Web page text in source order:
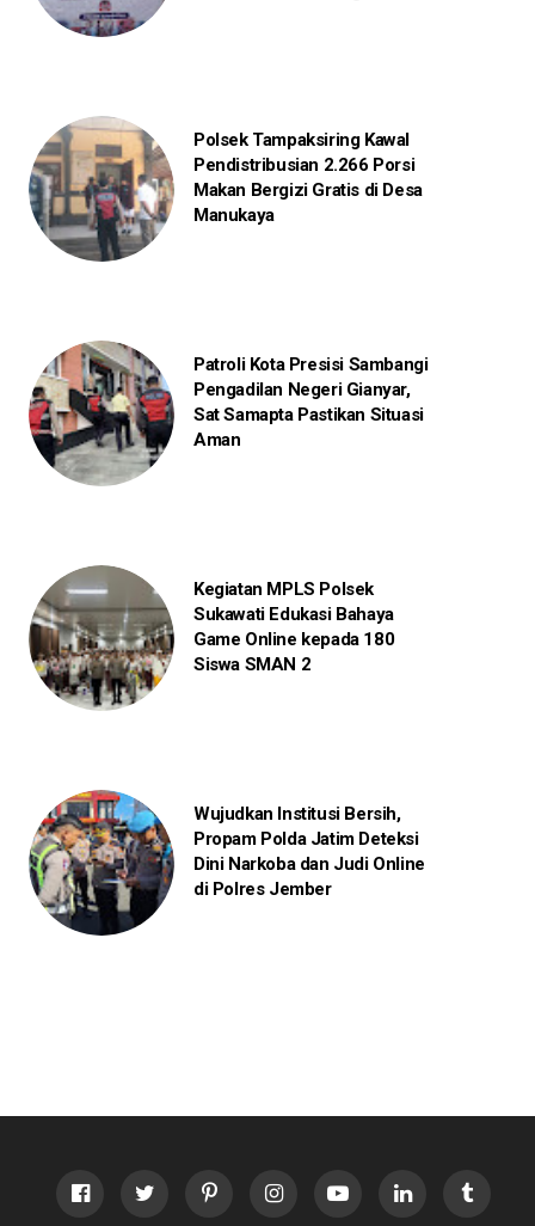
Polsek Tampaksiring Kawal
Pendistribusian 2.266 Porsi
Makan Bergizi Gratis di Desa
Manukaya
Patroli Kota Presisi Sambangi
Pengadilan Negeri Gianyar,
Sat Samapta Pastikan Situasi
Aman
Kegiatan MPLS Polsek
Sukawati Edukasi Bahaya
Game Online kepada 180
Siswa SMAN 2
Wujudkan Institusi Bersih,
Propam Polda Jatim Deteksi
Dini Narkoba dan Judi Online
di Polres Jember